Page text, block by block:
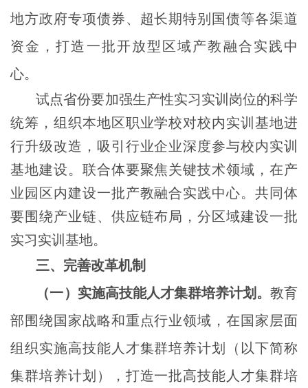
地方政府专项债券、超长期特别国债等各渠道
资金，打造一批开放型区域产教融合实践中
心。
试点省份要加强生产性实习实训岗位的科学
统筹，组织本地区职业学校对校内实训基地进
行升级改造，吸引行业企业深度参与校内实训
基地建设。联合体要聚焦关键技术领域，在产
业园区内建设一批产教融合实践中心。共同体
要围绕产业链、供应链布局，分区域建设一批
实习实训基地。
三、完善改革机制
（一）实施高技能人才集群培养计划。 教育
部围绕国家战略和重点行业领域，在国家层面
组织实施高技能人才集群培养计划（以下简称
集群培养计划），打造一批高技能人才集群培